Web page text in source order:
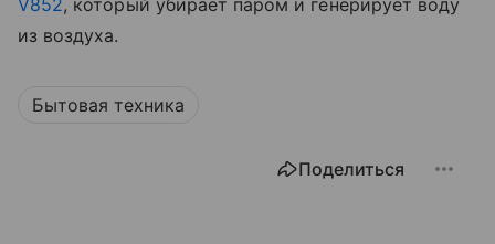
из воздуха.
Бытовая техника
Поделиться